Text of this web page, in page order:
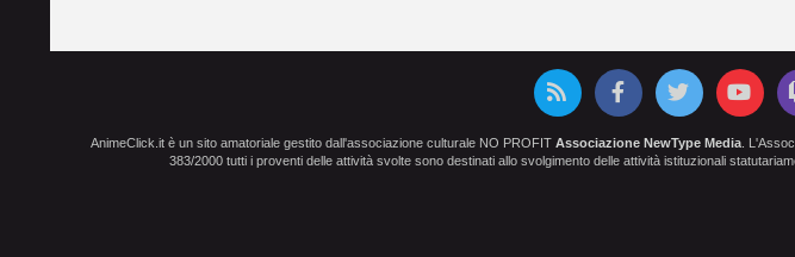
AnimeClick.it è un sito amatoriale gestito dall'associazione culturale NO PROFIT Associazione NewType Media.
383/2000 tutti i proventi delle attività svolte sono destinati allo svolgimento delle attività istituzionali